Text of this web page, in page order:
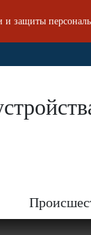
и защиты